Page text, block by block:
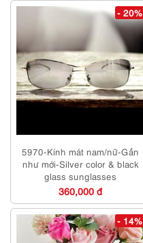
- 20%
5970-Kính mát nam/nữ-Gần
như mới-Silver color & black
glass sunglasses
360,000 đ
- 14%